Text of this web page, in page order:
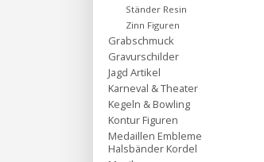
Ständer Resin
Zinn Figuren
Grabschmuck
Gravurschilder
Jagd Artikel
Karneval & Theater
Kegeln & Bowling
Kontur Figuren
Medaillen Embleme
Halsbänder Kordel